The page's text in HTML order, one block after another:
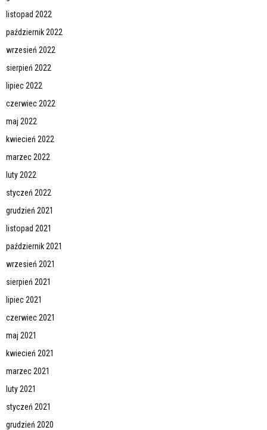
listopad 2022
październik 2022
wrzesień 2022
sierpień 2022
lipiec 2022
czerwiec 2022
maj 2022
kwiecień 2022
marzec 2022
luty 2022
styczeń 2022
grudzień 2021
listopad 2021
październik 2021
wrzesień 2021
sierpień 2021
lipiec 2021
czerwiec 2021
maj 2021
kwiecień 2021
marzec 2021
luty 2021
styczeń 2021
grudzień 2020